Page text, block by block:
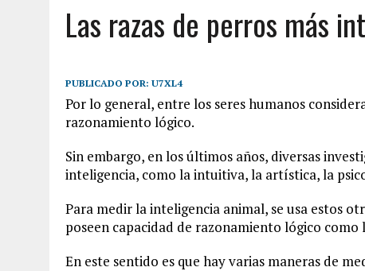
Las razas de perros más
PUBLICADO POR: U7XL4
Por lo general, entre los seres humanos
razonamiento lógico.
Sin embargo, en los últimos años, diversas
inteligencia, como la intuitiva, la artística, la
Para medir la inteligencia animal, se usa estos
poseen capacidad de razonamiento lógico como
En este sentido es que hay varias maneras de